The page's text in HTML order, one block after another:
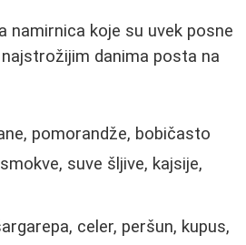
namirnica koje su uvek posne
danima posta na
pomorandže, bobičasto
suve šljive, kajsije,
celer, peršun, kupus,